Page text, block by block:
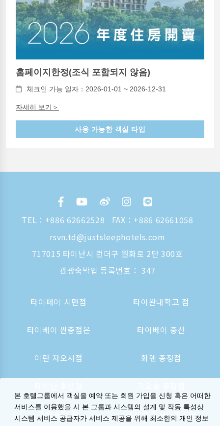
홈페이지한정(조식 포함되지 않음)
체크인 가능 일자：2026-01-01 ~ 2026-12-31
자세히 보기＞
사용 가능한 객실 타입
TEL： +886 62662528
FAX：+886 62661058
rsvn.td@justsleephotels.com
717015 타이난시 런더구 원화로 2단 300호
관광숙박업 등록번호： 347
타이페이 시먼점 타이완대학교 점
타이베이 싼충점은 타이베이 중산
이란 자오시점 화롄 종정점
가오슝역 점 오사카 신사이바시는
본 호텔그룹에서 객실을 예약 또는 회원 가입을 신청 혹은 어떠한
서비스를 이용했을 시 본 그룹과 시스템의 설계 및 작동 특성상
시스템 서비스 공급자가 서비스 제공을 위해 최소한의 개인 정보